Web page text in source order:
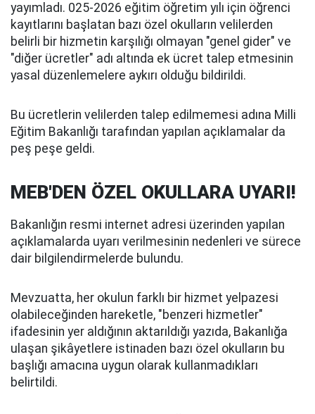
yayımladı. 025-2026 eğitim öğretim yılı için öğrenci
kayıtlarını başlatan bazı özel okulların velilerden
belirli bir hizmetin karşılığı olmayan "genel gider" ve
"diğer ücretler" adı altında ek ücret talep etmesinin
yasal düzenlemelere aykırı olduğu bildirildi.
Bu ücretlerin velilerden talep edilmemesi adına Milli
Eğitim Bakanlığı tarafından yapılan açıklamalar da
peş peşe geldi.
MEB'DEN ÖZEL OKULLARA UYARI!
Bakanlığın resmi internet adresi üzerinden yapılan
açıklamalarda uyarı verilmesinin nedenleri ve sürece
dair bilgilendirmelerde bulundu.
Mevzuatta, her okulun farklı bir hizmet yelpazesi
olabileceğinden hareketle, "benzeri hizmetler"
ifadesinin yer aldığının aktarıldığı yazıda, Bakanlığa
ulaşan şikâyetlere istinaden bazı özel okulların bu
başlığı amacına uygun olarak kullanmadıkları
belirtildi.